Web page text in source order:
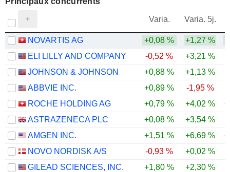
Varia. Varia. 5j.
NOVARTIS AG
+0,08 % +1,27 %
ELI LILLY AND COMPANY
-0,52 % +3,21 %
JOHNSON & JOHNSON
+0,88 % +1,13 %
ABBVIE INC.
+0,89 % -1,95 %
ROCHE HOLDING AG
+0,79 % +4,02 %
ASTRAZENECA PLC
+0,08 % +3,54 %
AMGEN INC.
+1,51 % +6,69 %
NOVO NORDISK A/S
-0,93 % +0,02 %
GILEAD SCIENCES, INC.
+1,80 % +2,30 %